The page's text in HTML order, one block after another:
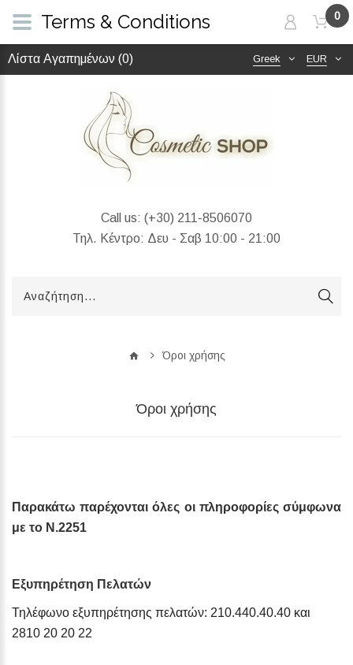
EUR
Greek
Call us: (+30) 211-8506070
Τηλ. Κέντρο: Δευ - Σαβ 10:00 - 21:00
0
Λίστα Αγαπημένων (0)
Όροι χρήσης
Όροι χρήσης
Παρακάτω παρέχονται όλες οι πληροφορίες σύμφωνα
με το Ν.2251
Εξυπηρέτηση Πελατών
Τηλέφωνο εξυπηρέτησης πελατών: 210.440.40.40 και
2810 20 20 22
Terms & Conditions